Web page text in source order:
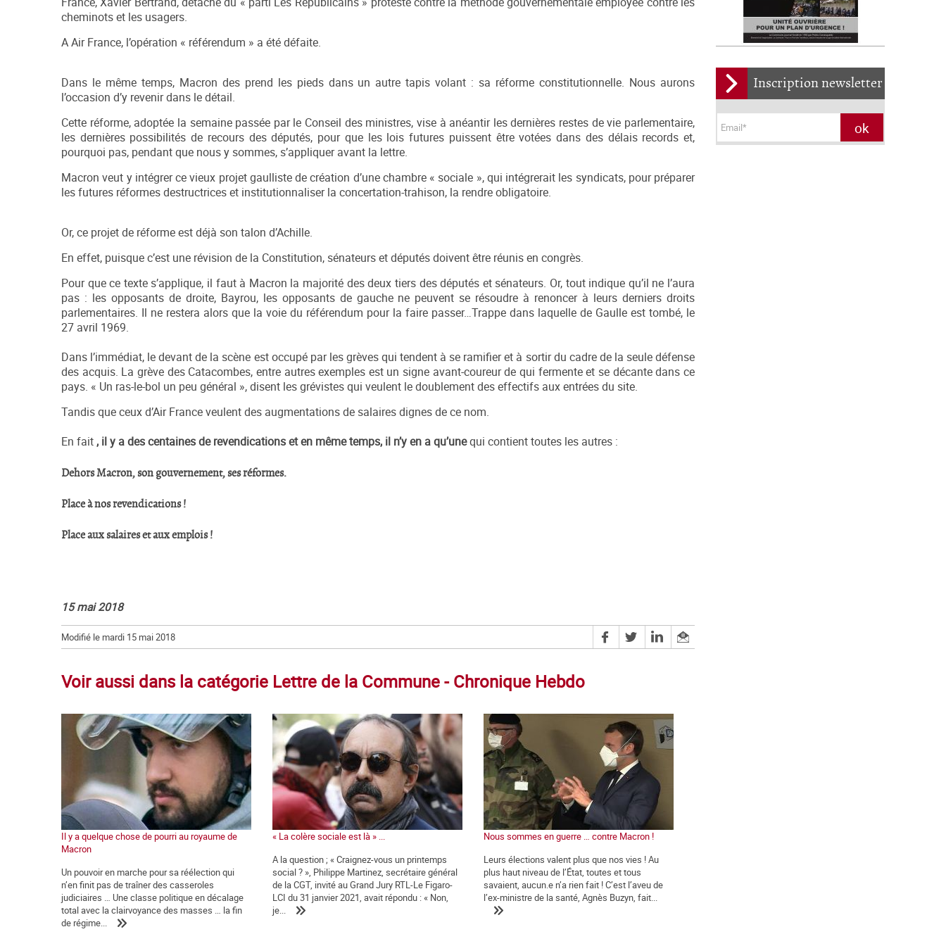
Inscription newsletter
cheminots et les usagers.
A Air France, l’opération « référendum » a été défaite.
Dans le même temps, Macron des prend les pieds dans un autre tapis volant : sa réforme constitutionnelle. Nous aurons
l’occasion d’y revenir dans le détail.
Cette réforme, adoptée la semaine passée par le Conseil des ministres, vise à anéantir les dernières restes de vie parlementaire,
les dernières possibilités de recours des députés, pour que les lois futures puissent être votées dans des délais records et,
pourquoi pas, pendant que nous y sommes, s’appliquer avant la lettre.
Macron veut y intégrer ce vieux projet gaulliste de création d’une chambre « sociale », qui intégrerait les syndicats, pour préparer
les futures réformes destructrices et institutionnaliser la concertation-trahison, la rendre obligatoire.
Or, ce projet de réforme est déjà son talon d’Achille.
En effet, puisque c’est une révision de la Constitution, sénateurs et députés doivent être réunis en congrès.
Pour que ce texte s’applique, il faut à Macron la majorité des deux tiers des députés et sénateurs. Or, tout indique qu’il ne l’aura
pas : les opposants de droite, Bayrou, les opposants de gauche ne peuvent se résoudre à renoncer à leurs derniers droits
parlementaires. Il ne restera alors que la voie du référendum pour la faire passer…Trappe dans laquelle de Gaulle est tombé, le
27 avril 1969.
Dans l’immédiat, le devant de la scène est occupé par les grèves qui tendent à se ramifier et à sortir du cadre de la seule défense
des acquis. La grève des Catacombes, entre autres exemples est un signe avant-coureur de qui fermente et se décante dans ce
pays. « Un ras-le-bol un peu général », disent les grévistes qui veulent le doublement des effectifs aux entrées du site.
Tandis que ceux d’Air France veulent des augmentations de salaires dignes de ce nom.
En fait , il y a des centaines de revendications et en même temps, il n’y en a qu’unequi contient toutes les autres :
Dehors Macron, son gouvernement, ses réformes.
Place à nos revendications !
Place aux salaires et aux emplois !
15 mai 2018
Modifié le mardi 15 mai 2018
Voir aussi dans la catégorie Lettre de la Commune - Chronique Hebdo
Il y a quelque chose de pourri au royaume de
Macron
Un pouvoir en marche pour sa réélection qui
n’en finit pas de traîner des casseroles
judiciaires … Une classe politique en décalage
total avec la clairvoyance des masses … la fin
de régime...
« La colère sociale est là » ...
A la question ; « Craignez-vous un printemps
social ? », Philippe Martinez, secrétaire général
de la CGT, invité au Grand Jury RTL-Le Figaro-
LCI du 31 janvier 2021, avait répondu : « Non,
je...
Nous sommes en guerre … contre Macron !
Leurs élections valent plus que nos vies ! Au
plus haut niveau de l’État, toutes et tous
savaient, aucun.e n’a rien fait ! C’est l’aveu de
l’ex-ministre de la santé, Agnès Buzyn, fait...